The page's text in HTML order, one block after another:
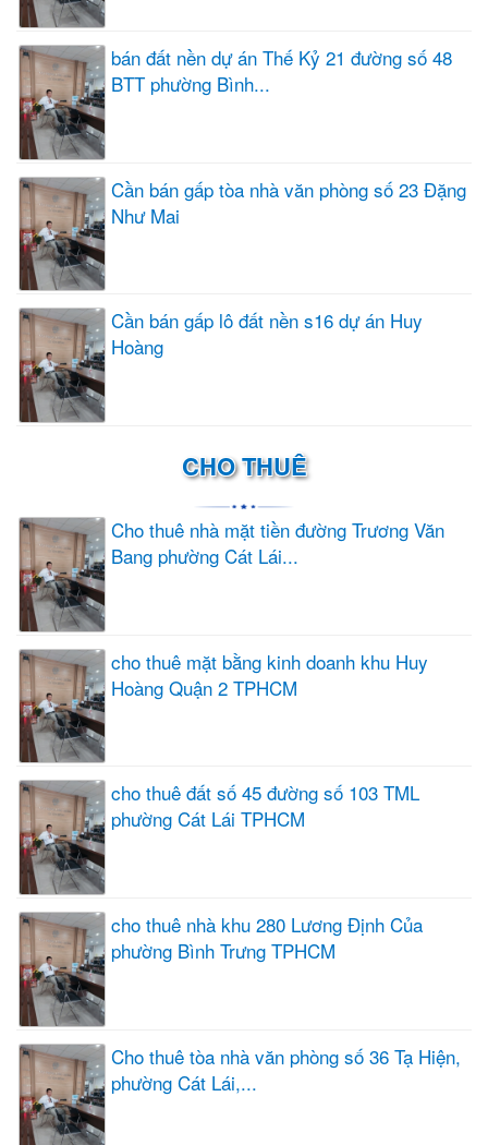
bán đất nền dự án Thế Kỷ 21 đường số 48
BTT phường Bình...
Cần bán gấp tòa nhà văn phòng số 23 Đặng
Như Mai
Cần bán gấp lô đất nền s16 dự án Huy
Hoàng
CHO THUÊ
Cho thuê nhà mặt tiền đường Trương Văn
Bang phường Cát Lái...
cho thuê mặt bằng kinh doanh khu Huy
Hoàng Quận 2 TPHCM
cho thuê đất số 45 đường số 103 TML
phường Cát Lái TPHCM
cho thuê nhà khu 280 Lương Định Của
phường Bình Trưng TPHCM
Cho thuê tòa nhà văn phòng số 36 Tạ Hiện,
phường Cát Lái,...